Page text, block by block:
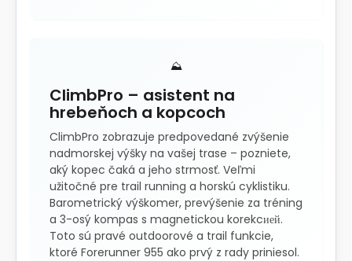
⛰️
ClimbPro – asistent na
hrebeňoch a kopcoch
ClimbPro zobrazuje predpovedané zvýšenie
nadmorskej výšky na vašej trase – pozniete,
aký kopec čaká a jeho strmosť. Veľmi
užitočné pre trail running a horskú cyklistiku.
Barometrický výškomer, prevýšenie za tréning
a 3-osý kompas s magnetickou korekcией.
Toto sú pravé outdoorové a trail funkcie,
ktoré Forerunner 955 ako prvý z rady priniesol.